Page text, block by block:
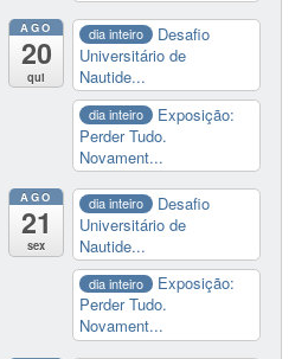
AGO
20
qui
dia inteiro
Desafio
Universitário de
Nautide...
dia inteiro
Exposição:
Perder Tudo.
Novament...
AGO
21
sex
dia inteiro
Desafio
Universitário de
Nautide...
dia inteiro
Exposição:
Perder Tudo.
Novament...